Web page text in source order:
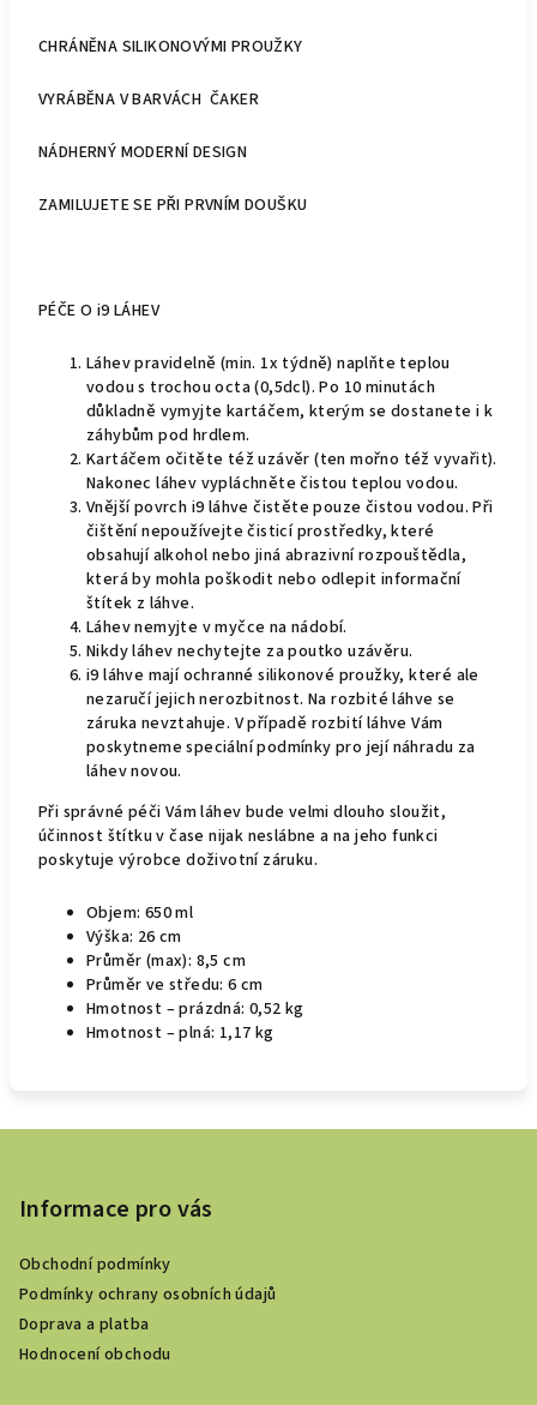
CHRÁNĚNA SILIKONOVÝMI PROUŽKY
VYRÁBĚNA V BARVÁCH ČAKER
NÁDHERNÝ MODERNÍ DESIGN
ZAMILUJETE SE PŘI PRVNÍM DOUŠKU
PÉČE O i9 LÁHEV
Láhev pravidelně (min. 1x týdně) naplňte teplou
vodou s trochou octa (0,5dcl). Po 10 minutách
důkladně vymyjte kartáčem, kterým se dostanete i k
záhybům pod hrdlem.
Kartáčem očitěte též uzávěr (ten mořno též vyvařit).
Nakonec láhev vypláchněte čistou teplou vodou.
Vnější povrch i9 láhve čistěte pouze čistou vodou. Při
čištění nepoužívejte čisticí prostředky, které
obsahují alkohol nebo jiná abrazivní rozpouštědla,
která by mohla poškodit nebo odlepit informační
štítek z láhve.
Láhev nemyjte v myčce na nádobí.
Nikdy láhev nechytejte za poutko uzávěru.
i9 láhve mají ochranné silikonové proužky, které ale
nezaručí jejich nerozbitnost. Na rozbité láhve se
záruka nevztahuje. V případě rozbití láhve Vám
poskytneme speciální podmínky pro její náhradu za
láhev novou.
Při správné péči Vám láhev bude velmi dlouho sloužit,
účinnost štítku v čase nijak neslábne a na jeho funkci
poskytuje výrobce doživotní záruku.
Objem: 650 ml
Výška: 26 cm
Průměr (max): 8,5 cm
Průměr ve středu: 6 cm
Hmotnost – prázdná: 0,52 kg
Hmotnost – plná: 1,17 kg
Informace pro vás
Obchodní podmínky
Podmínky ochrany osobních údajů
Doprava a platba
Hodnocení obchodu